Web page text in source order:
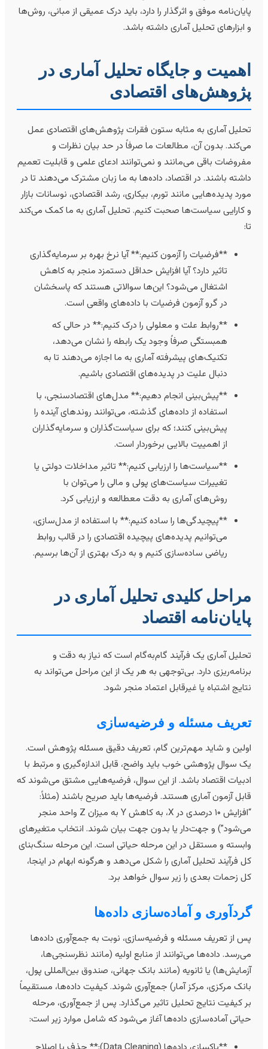
موفق و اثرگذار را دارد، باید درک عمیقی از مبانی، روش‌ها
ابزارهای تحلیل آماری داشته باشد.
و جایگاه تحلیل آماری در
اقتصادی
آماری به مثابه ستون فقرات پژوهش‌های اقتصادی عمل
بدون آن، مطالعات ما صرفاً در حد بیان نظرات و
باقی می‌مانند و نمی‌توانند ادعای علمی و قابلیت تعمیم
باشند. در اقتصاد، داده‌ها به ما زبان مشترک می‌دهند تا در
پدیده‌هایی مانند تورم، بیکاری، رشد اقتصادی، نوسانات بازار
کارایی سیاست‌ها صحبت کنیم. تحلیل آماری به ما کمک می‌کند
**فرضیات را آزمون کنیم:** آیا نرخ بهره بر سرمایه‌گذاری
تاثیر دارد؟ آیا افزایش حداقل دستمزد منجر به کاهش
اشتغال می‌شود؟ این‌ها سوالاتی هستند که پاسخشان
در گرو آزمون فرضیات با داده‌های واقعی است.
**روابط علت و معلولی را درک کنیم:** در حالی که
همبستگی صرفاً وجود یک رابطه را نشان می‌دهد،
تکنیک‌های پیشرفته آماری به ما اجازه می‌دهند تا به
دنبال علیت در پدیده‌های اقتصادی باشیم.
**پیش‌بینی انجام دهیم:** مدل‌های اقتصادسنجی، با
استفاده از داده‌های گذشته، می‌توانند روندهای آینده را
پیش‌بینی کنند؛ که برای سیاست‌گذاران و سرمایه‌گذاران
از اهمییت بالایی برخوردار است.
**سیاست‌ها را ارزیابی کنیم:** تاثیر مداخلات دولتی یا
تغییرات سیاست‌های پولی و مالی را می‌توان با
روش‌های آماری به دقت معطالعه و ارزیابی کرد.
**پیچیدگی‌ها را ساده کنیم:** با استفاده از مدل‌سازی،
می‌توانیم پدیده‌های پیچیده اقتصادی را در قالب روابط
ریاضی ساده‌سازی کنیم و به درک بهتری از آن‌ها برسیم.
کلیدی تحلیل آماری در
اقتصاد
آماری یک فرآیند گام‌به‌گام است که نیاز به دقت و
دارد. بی‌توجهی به هر یک از این مراحل می‌تواند به
اشتباه یا غیرقابل اعتماد منجر شود.
مسئله و فرضیه‌سازی
و شاید مهم‌ترین گام، تعریف دقیق مسئله پژوهش است.
سوال پژوهشی خوب باید واضح، قابل اندازه‌گیری و مرتبط با
اقتصاد باشد. از این سوال، فرضیه‌هایی مشتق می‌شوند که
آزمون آماری هستند. فرضیه‌ها باید صریح باشند (مثلاً:
“افزایش ۱۰ درصدی در X، به کاهش Y به میزان Z واحد منجر
و جهت‌دار یا بدون جهت بیان شوند. انتخاب متغیرهای
و مستقل در این مرحله حیاتی است. این مرحله سنگ‌بنای
فرآیند تحلیل آماری را شکل می‌دهد و هرگونه ابهام در اینجا،
زحمات بعدی را زیر سوال خواهد برد.
و آماده‌سازی داده‌ها
از تعریف مسئله و فرضیه‌سازی، نوبت به جمع‌آوری داده‌ها
داده‌ها می‌توانند از منابع اولیه (مانند نظرسنجی‌ها،
یا ثانویه (مانند بانک جهانی، صندوق بین‌المللی پول،
مرکزی، مرکز آمار) جمع‌آوری شوند. کیفیت داده‌ها، مستقیماً
کیفیت نتایج تحلیل تاثیر می‌گذارد. پس از جمع‌آوری، مرحله
آماده‌سازی داده‌ها آغاز می‌شود که شامل موارد زیر است: